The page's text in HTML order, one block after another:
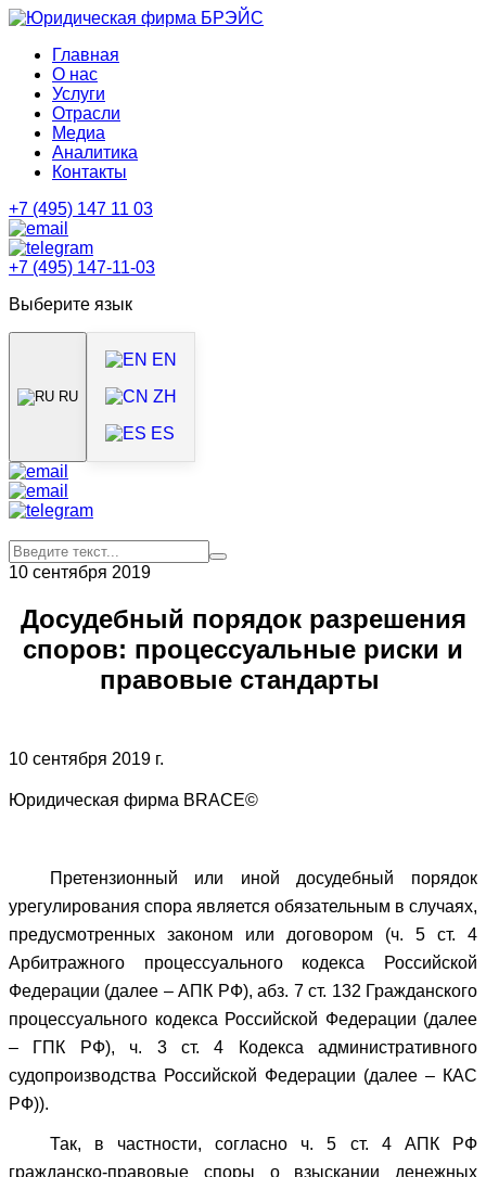
Главная
О нас
Услуги
Отрасли
Медиа
Аналитика
Контакты
+7 (495) 147 11 03
+7 (495) 147-11-03
Выберите язык
RU
EN
ZH
ES
10 сентября 2019
Досудебный порядок разрешения
споров: процессуальные риски и
правовые стандарты
10 сентября 2019 г.
Юридическая фирма BRACE©
Претензионный или иной досудебный порядок
урегулирования спора является обязательным в случаях,
предусмотренных законом или договором (ч. 5 ст. 4
Арбитражного процессуального кодекса Российской
Федерации (далее – АПК РФ), абз. 7 ст. 132 Гражданского
процессуального кодекса Российской Федерации (далее
– ГПК РФ), ч. 3 ст. 4 Кодекса административного
судопроизводства Российской Федерации (далее – КАС
РФ)).
Так, в частности, согласно ч. 5 ст. 4 АПК РФ
гражданско-правовые споры о взыскании денежных